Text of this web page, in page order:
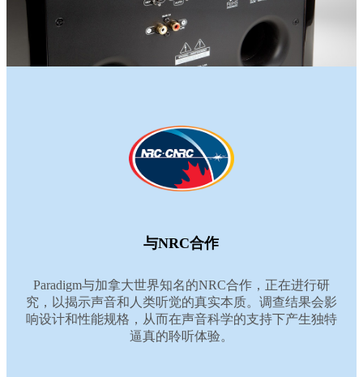
与NRC合作
Paradigm与加拿大世界知名的NRC合作，正在进行研
究，以揭示声音和人类听觉的真实本质。调查结果会影
响设计和性能规格，从而在声音科学的支持下产生独特
逼真的聆听体验。